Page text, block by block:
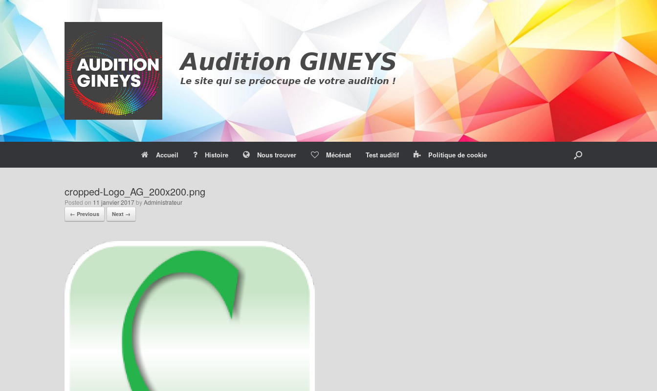
Skip
content
Accueil Histoire Nous trouver Mécénat Test auditif Politique de cookie
cropped-Logo_AG_200x200.png
Posted on 11 janvier 2017byAdministrateur
← Previous Next →